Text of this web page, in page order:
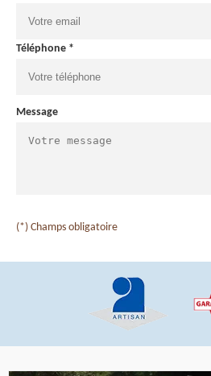
Téléphone *
Message
(*) Champs obligatoire